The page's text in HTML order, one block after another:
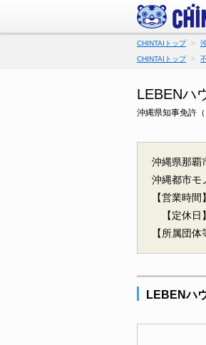
CHINTAIトップ
CHINTAIトップ
LEBENハ
沖縄県知事免許
沖縄県那覇
沖縄都市モ
【営業時
【定休
【所属団
LEBENハ